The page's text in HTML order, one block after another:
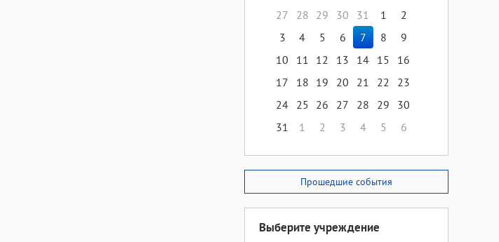
27
28 29 30 31 1
2
3
4 5 6 7 8
9
10
11 12 13 14 15
16
17
18 19 20 21 22
23
24 25 26 27 28 29
30
31
1 2 3 4 5 6
Прошедшие события
Выберите учреждение